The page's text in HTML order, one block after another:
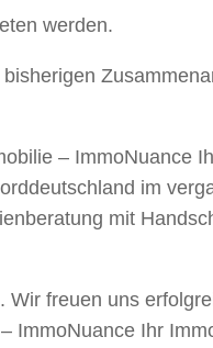
werden.
– ImmoNuance
im
mit
freuen uns
ImmoNuance Ihr